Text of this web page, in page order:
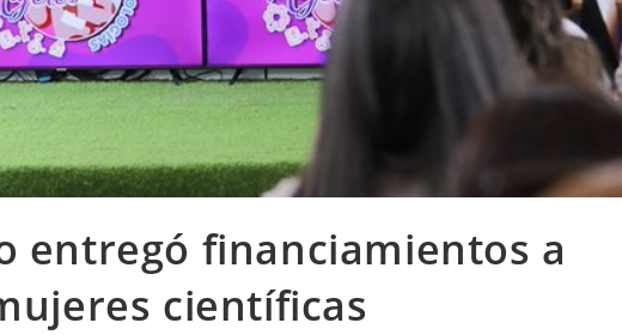
entregó financiamientos a
científicas